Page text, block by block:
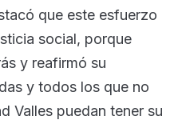
que este esfuerzo
social, porque
y reafirmó su
y todos los que no
Valles puedan tener su